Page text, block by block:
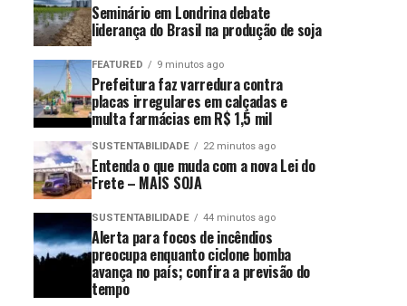
Seminário em Londrina debate
liderança do Brasil na produção de soja
FEATURED 9 minutos ago
Prefeitura faz varredura contra
placas irregulares em calçadas e
multa farmácias em R$ 1,5 mil
SUSTENTABILIDADE 22 minutos ago
Entenda o que muda com a nova Lei do
Frete – MAIS SOJA
SUSTENTABILIDADE 44 minutos ago
Alerta para focos de incêndios
preocupa enquanto ciclone bomba
avança no país; confira a previsão do
tempo